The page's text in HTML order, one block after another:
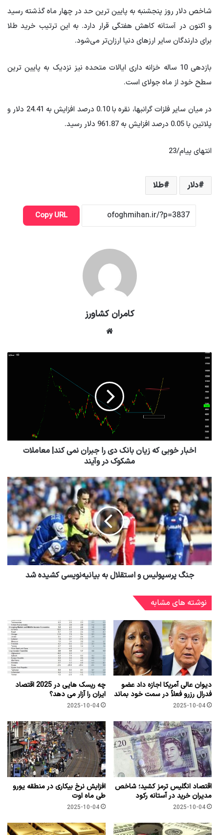
شاخص دلار روز پنجشنبه به پایین ترین حد در چهار ماه گذشته رسید
و اکنون در آستانه کاهش هفتگی قرار دارد. به این ترتیب خرید طلا
برای دارندگان سایر ارزهای دنیا ارزان‌تر می‌شود.
بازدهی 10 ساله خزانه داری ایالات متحده نیز نزدیک به پایین ترین
سطح خود از ماه جولای است.
در میان سایر فلزات گرانبها، نقره با 0.10 درصد افزایش به 24.41 دلار و
پلاتین با 0.05 درصد افزایش به 961.87 دلار رسید.
انتهای پیام/23
دلار طلا
Copy URL
کامران کشاورز
اخبار خوبی که زیان بانک دی را جبران نمی کند| معاملات
مشکوک در وآیند
جنگ پرسپولیس و استقلال به بیانیه‌نویسی کشیده شد
نوشته های مشابه
دیوان عالی آمریکا اجازه داد عضو
فدرال رزرو فعلاً در سمت خود بماند
2025-10-04
چه ریسک هایی در 2025 اقتصاد
ایران را آزار می دهد؟
2025-10-04
اقتصاد انگلیس ترمز کشید؛ شاخص
مدیران خرید در آستانه رکود
2025-10-04
افزایش نرخ بیکاری در منطقه یورو
طی ماه اوت
2025-10-04